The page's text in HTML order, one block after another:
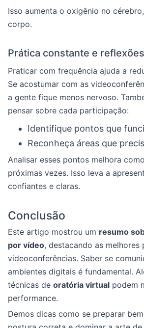
Isso aumenta o oxigênio no
corpo.
Prática constante e reflexões
Praticar com frequência ajuda a
Se acostumar com as
a gente fique menos nervoso.
pensar sobre cada participação:
Identifique pontos que
Reconheça áreas que
Analisar esses pontos melhora
próximas vezes. Isso leva a
confiantes e claras.
Conclusão
Este artigo mostrou um resumo
por vídeo, destacando as melhores
videoconferências. Saber se
ambientes digitais é fundamental.
técnicas de oratória virtual podem
performance.
Demos dicas como se preparar